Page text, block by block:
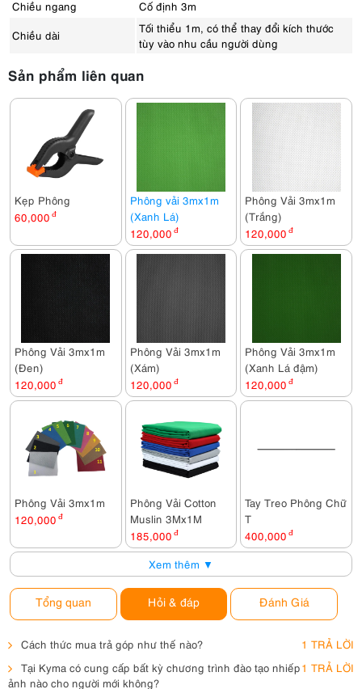
Chiều ngang
Cố định 3m
Chiều dài
Tối thiểu 1m, có thể thay đổi kích thước
tùy vào nhu cầu người dùng
Sản phẩm liên quan
Kẹp Phông
60,000 đ
Phông vải 3mx1m
(Xanh Lá)
120,000 đ
Phông Vải 3mx1m
(Trắng)
120,000 đ
Phông Vải 3mx1m
(Đen)
120,000 đ
Phông Vải 3mx1m
(Xám)
120,000 đ
Phông Vải 3mx1m
(Xanh Lá đậm)
120,000 đ
Phông Vải 3mx1m
120,000 đ
Phông Vải Cotton
Muslin 3Mx1M
185,000 đ
Tay Treo Phông Chữ
T
400,000 đ
Xem thêm ▼
Tổng quan Hỏi & đáp Đánh Giá
Cách thức mua trả góp như thế nào?
1 TRẢ LỜI
Tại Kyma có cung cấp bất kỳ chương trình đào tạo nhiếp
ảnh nào cho người mới không?
1 TRẢ LỜI